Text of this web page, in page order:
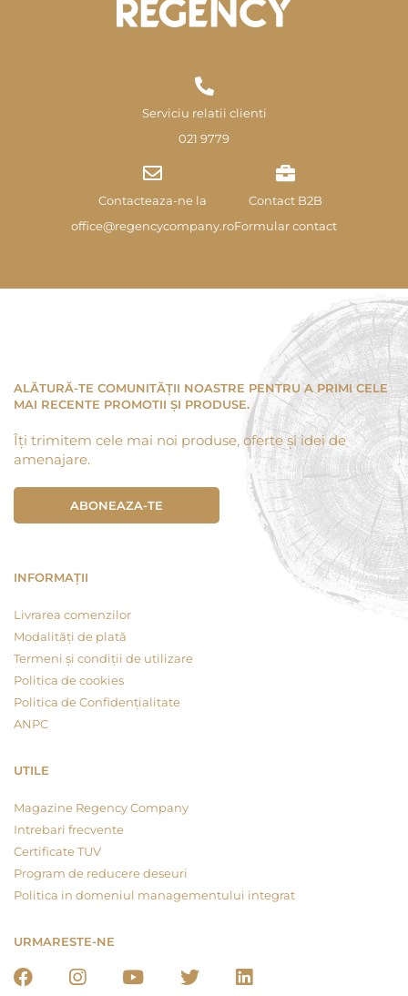
Serviciu relatii clienti
021 9779
Contacteaza-ne la
office@regencycompany.ro
Contact B2B
Formular contact
ALĂTURĂ-TE COMUNITĂȚII NOASTRE PENTRU A PRIMI CELE
MAI RECENTE PROMOTII ȘI PRODUSE.
Îți trimitem cele mai noi produse, oferte și idei de
amenajare.
ABONEAZA-TE
INFORMAȚII
Livrarea comenzilor
Modalități de plată
Termeni și condiții de utilizare
Politica de cookies
Politica de Confidențialitate
ANPC
UTILE
Magazine Regency Company
Intrebari frecvente
Certificate TUV
Program de reducere deseuri
Politica in domeniul managementului integrat
URMARESTE-NE